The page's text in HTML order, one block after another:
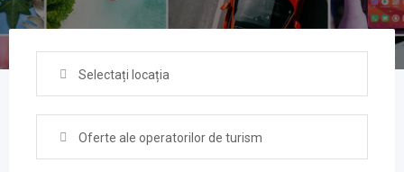
Selectați locația
Oferte ale operatorilor de turism